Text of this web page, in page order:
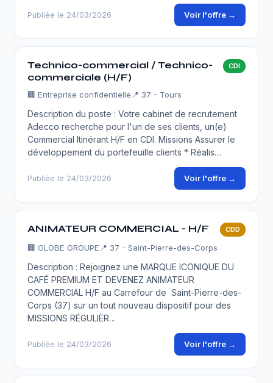
Publiée le 24/03/2026 Voir l'offre →
Technico-commercial / Technico-
commerciale (H/F)
CDI
🏢 Entreprise confidentielle 📍 37 - Tours
Description du poste : Votre cabinet de recrutement
Adecco recherche pour l'un de ses clients, un(e)
Commercial Itinérant H/F en CDI. Missions Assurer le
développement du portefeuille clients * Réalis…
Publiée le 24/03/2026 Voir l'offre →
ANIMATEUR COMMERCIAL - H/F CDD
🏢 GLOBE GROUPE 📍 37 - Saint-Pierre-des-Corps
Description : Rejoignez une MARQUE ICONIQUE DU
CAFÉ PREMIUM ET DEVENEZ ANIMATEUR
COMMERCIAL H/F au Carrefour de Saint-Pierre-des-
Corps (37) sur un tout nouveau dispositif pour des
MISSIONS RÉGULIÈR…
Publiée le 24/03/2026 Voir l'offre →